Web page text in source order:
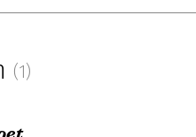
(1)